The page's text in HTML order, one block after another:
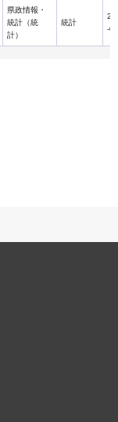
県政情報・
統計（統
計）
統計
-01